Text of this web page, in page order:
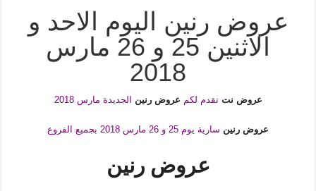
عروض رنين اليوم الاحد و
الاثنين 25 و 26 مارس
2018
عروض نتتقدم لكم عروض رنينالجديدة مارس 2018
عروض رنينسارية يوم 25 و 26 مارس 2018 بجميع الفروع
عروض رنين